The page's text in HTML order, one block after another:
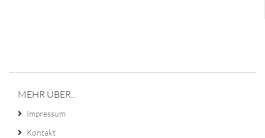
MEHR ÜBER...
Impressum
Kontakt